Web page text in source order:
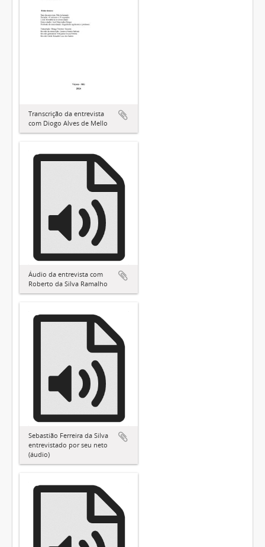
Transcrição da entrevista
com Diogo Alves de Mello
Áudio da entrevista com
Roberto da Silva Ramalho
Sebastião Ferreira da Silva
entrevistado por seu neto
(áudio)